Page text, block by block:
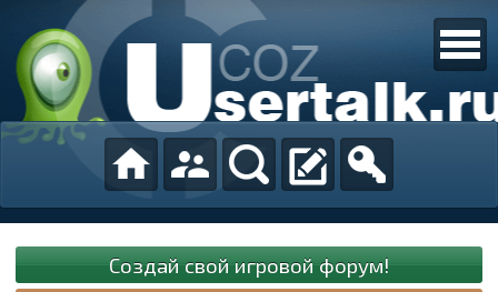
Создай свой игровой форум!